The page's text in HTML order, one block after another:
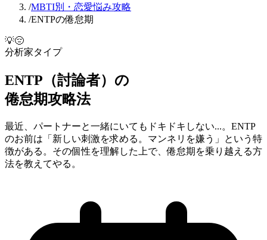
/MBTI別・恋愛悩み攻略
/ENTPの倦怠期
💡😔
分析家タイプ
ENTP （討論者）の
倦怠期攻略法
最近、パートナーと一緒にいてもドキドキしない...。ENTP
のお前は「新しい刺激を求める。マンネリを嫌う」という特
徴がある。その個性を理解した上で、倦怠期を乗り越える方
法を教えてやる。